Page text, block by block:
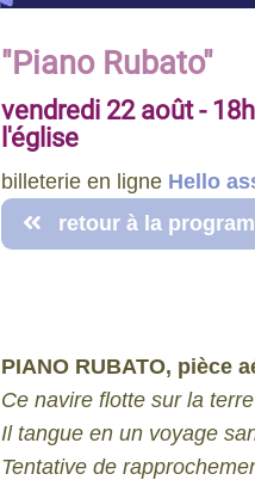
"Piano Rubato"
vendredi 22 août -
l'église
billeterie en ligne Hello
retour à la
PIANO RUBATO, pièce
Ce navire flotte sur la
Il tangue en un voyage
Tentative de